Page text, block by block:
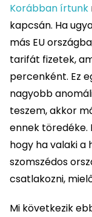
Korábban írtunk
kapcsán. Ha
más EU
tarifát fizetek,
percenként. Ez
nagyobb
teszem, akkor
ennek töredéke.
hogy ha valaki a
szomszédos
csatlakozni,
Mi következik